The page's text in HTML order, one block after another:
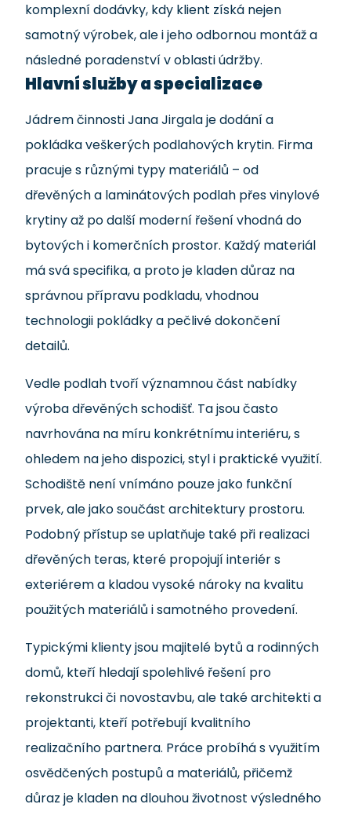
komplexní dodávky, kdy klient získá nejen
samotný výrobek, ale i jeho odbornou montáž a
následné poradenství v oblasti údržby.
Hlavní služby a specializace
Jádrem činnosti Jana Jirgala je dodání a
pokládka veškerých podlahových krytin. Firma
pracuje s různými typy materiálů – od
dřevěných a laminátových podlah přes vinylové
krytiny až po další moderní řešení vhodná do
bytových i komerčních prostor. Každý materiál
má svá specifika, a proto je kladen důraz na
správnou přípravu podkladu, vhodnou
technologii pokládky a pečlivé dokončení
detailů.
Vedle podlah tvoří významnou část nabídky
výroba dřevěných schodišť. Ta jsou často
navrhována na míru konkrétnímu interiéru, s
ohledem na jeho dispozici, styl i praktické využití.
Schodiště není vnímáno pouze jako funkční
prvek, ale jako součást architektury prostoru.
Podobný přístup se uplatňuje také při realizaci
dřevěných teras, které propojují interiér s
exteriérem a kladou vysoké nároky na kvalitu
použitých materiálů i samotného provedení.
Typickými klienty jsou majitelé bytů a rodinných
domů, kteří hledají spolehlivé řešení pro
rekonstrukci či novostavbu, ale také architekti a
projektanti, kteří potřebují kvalitního
realizačního partnera. Práce probíhá s využitím
osvědčených postupů a materiálů, přičemž
důraz je kladen na dlouhou životnost výsledného